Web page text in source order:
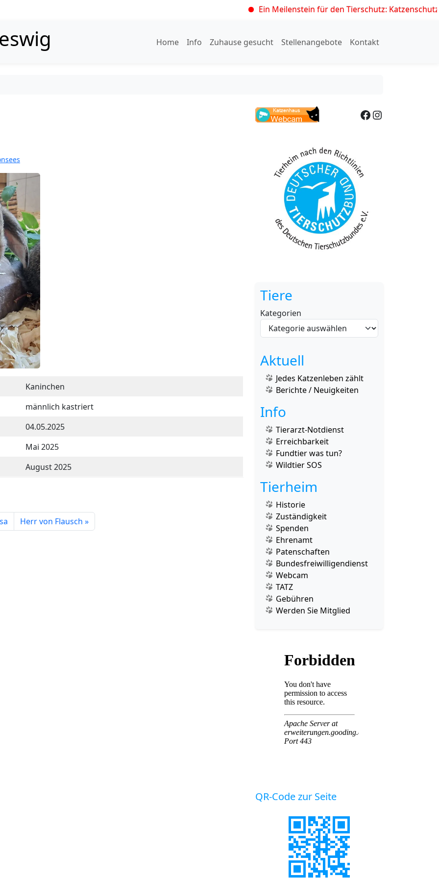
Ein Meilenstein für den Tierschutz:
Home Info Zuhause gesucht Stellenangebote Kontakt
Kaninchen
männlich kastriert
04.05.2025
Mai 2025
August 2025
Herr von Flausch
Facebook Instagram
Tiere
Kategorien
Aktuell
Jedes Katzenleben zählt
Berichte / Neuigkeiten
Info
Tierarzt-Notdienst
Erreichbarkeit
Fundtier was tun?
Wildtier SOS
Tierheim
Historie
Zuständigkeit
Spenden
Ehrenamt
Patenschaften
Bundesfreiwilligendienst
Webcam
TATZ
Gebühren
Werden Sie Mitglied
QR-Code zur Seite